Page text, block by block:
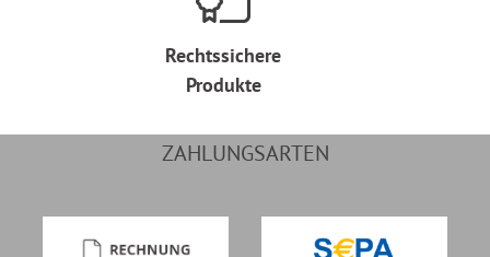
Rechtssichere
Produkte
ZAHLUNGSARTEN